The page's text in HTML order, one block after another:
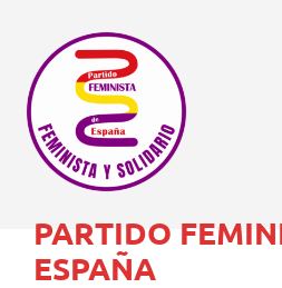
PARTIDO
ESPAÑA